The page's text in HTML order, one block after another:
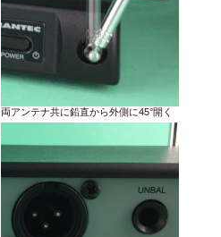
両アンテナ共に鉛直から外側に45°開く